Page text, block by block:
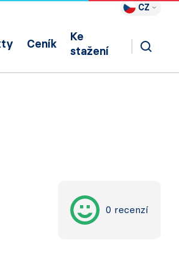
CZ
Ceník
Ke
stažení
0 recenzí